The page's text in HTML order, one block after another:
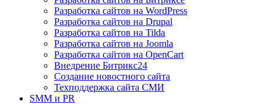
Разработка сайтов на WordPress
Разработка сайтов на Drupal
Разработка сайтов на Tilda
Разработка сайтов на Joomla
Разработка сайтов на OpenCart
Внедрение Битрикс24
Создание новостного сайта
Техподдержка сайта СМИ
SMM и PR